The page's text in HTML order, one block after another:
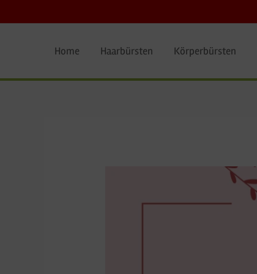
Inhalt
Home Haarbürsten Körperbürsten